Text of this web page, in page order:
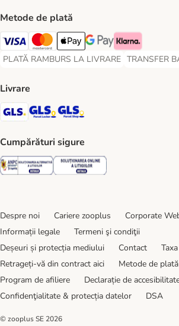
Metode de plată
Visa Payment Method
Master Card Payment Method
Apple Pay Payment Method
Google Pay Payment
Klarna Payment
PLATĂ RAMBURS LA LIVRARE
PLATĂ RAMBURS LA LIVRARE Payment
TRANSFER
TRANSFER
Livrare
GLS Shipping Method
GLS Locker Shipping Method
Cumpărături sigure
Security Security
Despre noi Cariere zooplus
Corporate
Informații legale
Termeni şi condiţii
Deșeuri și protecția mediului
Contact
Retrageți-vă din contract aici
Metode de plată
Program de afiliere
Declarație de
Confidenţialitate & protecția datelor
DSA
© zooplus SE 2026